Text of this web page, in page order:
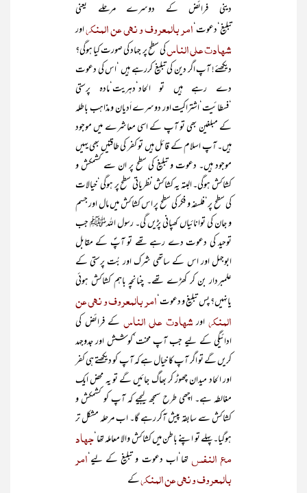
دینی فرائض کے دوسرے مرحلے یعنی
تبلیغ‘دعوت‘امر بالمعروف و نہی عن المنکراور
شہادت علی الناسکی سطح پر جہاد کی صورت کیا ہوگی؟
دیکھئے! آپ اگر دین کی تبلیغ کررہے ہیں ‘اس کی دعوت
دے رہے ہیں تو الحاد‘دہریت‘مادہ پرستی
‘فسطائیت‘اشتراکیت اور دوسرے اَدیان و مذاہب باطلہ
کے مبلغین بھی تو آپ کے اسی معاشرے میں موجود
ہیں۔ آپ اسلام کے قائل ہیں تو کفر کی طاقتیں بھی یہیں
موجود ہیں۔ دعوت و تبلیغ کی سطح پر ان سے کشمکش و
کشاکش ہوگی۔ البتہ یہ کشاکش نظریاتی سطح پر ہوگی‘خیالات
کی سطح پر‘فلسفہ و فکر کی سطح پر اس کشاکش میں مال اور جسم
و جان کی توانائیاں کھپانی پڑیں گی۔ رسول اللہﷺ جب
توحید کی دعوت دے رہے تھے تو آپؐ کے مقابل
ابوجہل اور اس کے ساتھی شرک اور بُت پرستی کے
علمبردار بن کر کھڑے تھے۔ چنانچہ باہم کشاکش ہوئی
یانہیں؟ پس تبلیغ و دعوت‘امر بالمعروف و نہی عن
المنکراورشہادت علی الناس کے فرائض کی
ادائیگی کے لیے جب آپ محنت‘کوشش اور جدوجہد
کریں گے تو اگر آپ کا خیال ہے کہ آپ کو دیکھتے ہی کفر
اور الحاد میدان چھوڑ کر بھاگ جائیں گے تو یہ محض ایک
مغالطہ ہے۔ اچھی طرح سمجھ لیجیے کہ آپ کو کشمکش و
کشاکش سے سابقہ پیش آکر رہے گا۔ اب مرحلہ مشکل تر
ہوگیا۔ پہلے تو اپنے باطن میں کشاکش والا معاملہ تھا‘جہاد
مع النفستھا‘اب دعوت و تبلیغ کے لیے‘امر
بالمعروف و نہی عن المنکرکے